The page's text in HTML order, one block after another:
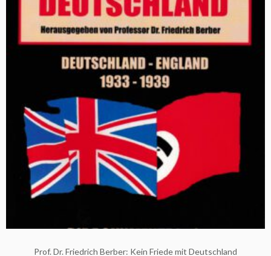
Prof. Dr. Friedrich Berber: Kein Friede mit Deutschland